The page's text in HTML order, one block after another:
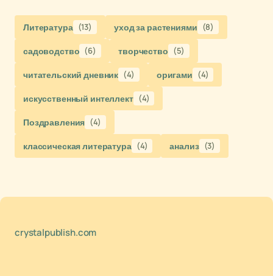
Литература (13) уход за растениями (8)
садоводство (6) творчество (5)
читательский дневник (4) оригами (4)
искусственный интеллект (4)
Поздравления (4)
классическая литература (4) анализ (3)
crystalpublish.com